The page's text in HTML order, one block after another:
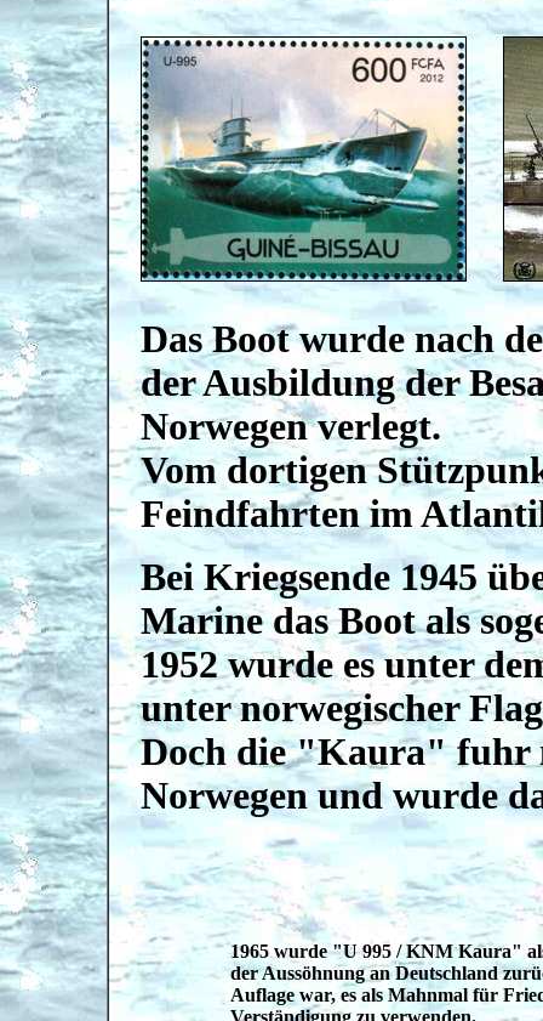
Das Boot wurde nach
der Ausbildung der
Norwegen verlegt.
Vom dortigen
Feindfahrten im
Bei Kriegsende 1945
Marine das Boot als
1952 wurde es unter
unter norwegischer
Doch die "Kaura" fuhr
Norwegen und wurde
1965 wurde "U 995 / KNM Kaura"
der Aussöhnung an Deutschland
Auflage war, es als Mahnmal für
Verständigung zu verwenden.